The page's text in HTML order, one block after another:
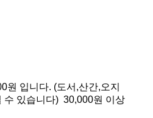
원 입니다. (도서,산간,오지
수 있습니다) 30,000원 이상